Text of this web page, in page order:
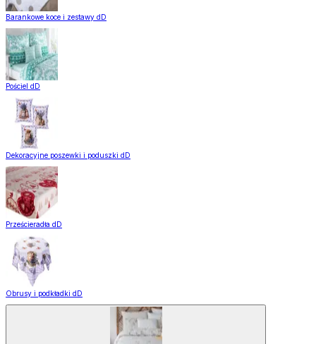
Barankowe koce i zestawy dD
Pościel dD
Dekoracyjne poszewki i poduszki dD
Prześcieradła dD
Obrusy i podkładki dD